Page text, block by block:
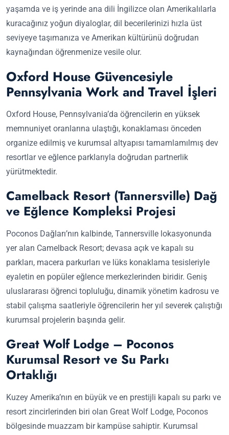
yaşamda ve iş yerinde ana dili İngilizce olan Amerikalılarla
kuracağınız yoğun diyaloglar, dil becerilerinizi hızla üst
seviyeye taşımanıza ve Amerikan kültürünü doğrudan
kaynağından öğrenmenize vesile olur.
Oxford House Güvencesiyle
Pennsylvania Work and Travel İşleri
Oxford House, Pennsylvania’da öğrencilerin en yüksek
memnuniyet oranlarına ulaştığı, konaklaması önceden
organize edilmiş ve kurumsal altyapısı tamamlamılmış dev
resortlar ve eğlence parklarıyla doğrudan partnerlik
yürütmektedir.
Camelback Resort (Tannersville) Dağ
ve Eğlence Kompleksi Projesi
Poconos Dağları’nın kalbinde, Tannersville lokasyonunda
yer alan Camelback Resort; devasa açık ve kapalı su
parkları, macera parkurları ve lüks konaklama tesisleriyle
eyaletin en popüler eğlence merkezlerinden biridir. Geniş
uluslararası öğrenci topluluğu, dinamik yönetim kadrosu ve
stabil çalışma saatleriyle öğrencilerin her yıl severek çalıştığı
kurumsal projelerin başında gelir.
Great Wolf Lodge – Poconos
Kurumsal Resort ve Su Parkı
Ortaklığı
Kuzey Amerika’nın en büyük ve en prestijli kapalı su parkı ve
resort zincirlerinden biri olan Great Wolf Lodge, Poconos
bölgesinde muazzam bir kampüse sahiptir. Kurumsal